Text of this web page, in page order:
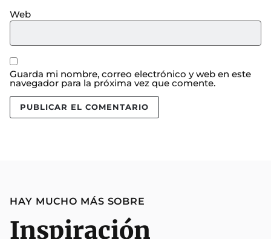
Web
Guarda mi nombre, correo electrónico y web en este
navegador para la próxima vez que comente.
HAY MUCHO MÁS SOBRE
Inspiración